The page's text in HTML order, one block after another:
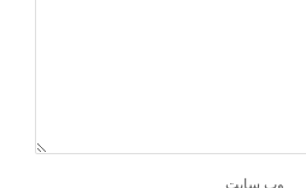
وب‌ سایت